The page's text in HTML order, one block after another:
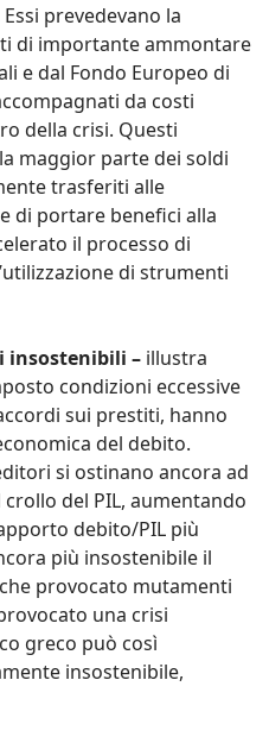
prevedevano la
di importante ammontare
e dal Fondo Europeo di
da costi
della crisi. Questi
maggior parte dei soldi
trasferiti alle
di portare benefici alla
il processo di
di strumenti
insostenibili – illustra
condizioni eccessive
sui prestiti, hanno
del debito.
si ostinano ancora ad
del PIL, aumentando
debito/PIL più
più insostenibile il
provocato mutamenti
una crisi
greco può così
insostenibile,